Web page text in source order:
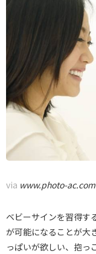
via www.photo-ac.com
ベビーサインを習得す
が可能になることが大
っぱいが欲しい、抱っ